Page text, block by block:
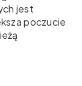
jest
poczucie